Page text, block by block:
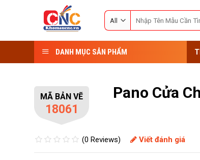
for:
DANH MỤC SẢN PHẨM
MÃ BẢN VẼ
18061
Pano Cửa
(0 Reviews) Viết đánh giá